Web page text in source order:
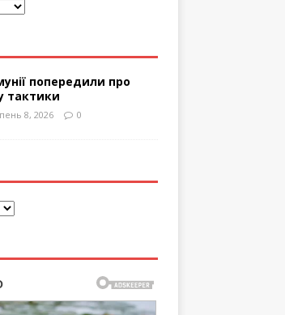
попередили про
тактики
8, 2026 0